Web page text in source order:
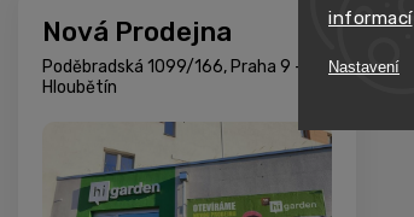
informací
Nastavení
Nová Prodejna
Poděbradská 1099/166, Praha 9 -
Hloubětín